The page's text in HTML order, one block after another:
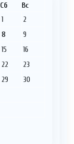
Сб Вс
1
2
8
9
15
16
22
23
29
30